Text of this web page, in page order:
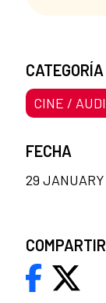
CATEGORÍA
CINE /
FECHA
29 JANUARY
COMPARTIR